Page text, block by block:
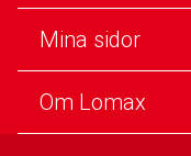
Mina sidor
Om Lomax